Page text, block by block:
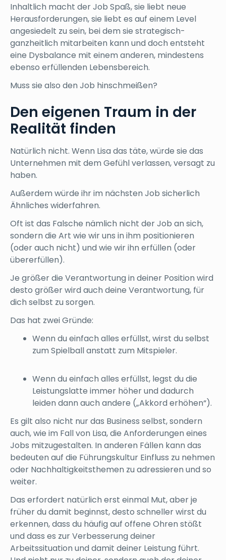
Inhaltlich macht der Job Spaß, sie liebt neue
Herausforderungen, sie liebt es auf einem Level
angesiedelt zu sein, bei dem sie strategisch-
ganzheitlich mitarbeiten kann und doch entsteht
eine Dysbalance mit einem anderen, mindestens
ebenso erfüllenden Lebensbereich.
Muss sie also den Job hinschmeißen?
Den eigenen Traum in der
Realität finden
Natürlich nicht. Wenn Lisa das täte, würde sie das
Unternehmen mit dem Gefühl verlassen, versagt zu
haben.
Außerdem würde ihr im nächsten Job sicherlich
Ähnliches widerfahren.
Oft ist das Falsche nämlich nicht der Job an sich,
sondern die Art wie wir uns in ihm positionieren
(oder auch nicht) und wie wir ihn erfüllen (oder
übererfüllen).
Je größer die Verantwortung in deiner Position wird
desto größer wird auch deine Verantwortung, für
dich selbst zu sorgen.
Das hat zwei Gründe:
Wenn du einfach alles erfüllst, wirst du selbst
zum Spielball anstatt zum Mitspieler.
Wenn du einfach alles erfüllst, legst du die
Leistungslatte immer höher und dadurch
leiden dann auch andere („Akkord erhöhen“).
Es gilt also nicht nur das Business selbst, sondern
auch, wie im Fall von Lisa, die Anforderungen eines
Jobs mitzugestalten. In anderen Fällen kann das
bedeuten auf die Führungskultur Einfluss zu nehmen
oder Nachhaltigkeitsthemen zu adressieren und so
weiter.
Das erfordert natürlich erst einmal Mut, aber je
früher du damit beginnst, desto schneller wirst du
erkennen, dass du häufig auf offene Ohren stößt
und dass es zur Verbesserung deiner
Arbeitssituation und damit deiner Leistung führt.